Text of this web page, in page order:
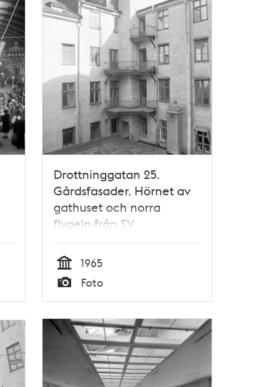
Drottninggatan 25.
Gårdsfasader. Hörnet av
gathuset och norra
flygeln från SV
Tid
1965
Typ
Foto